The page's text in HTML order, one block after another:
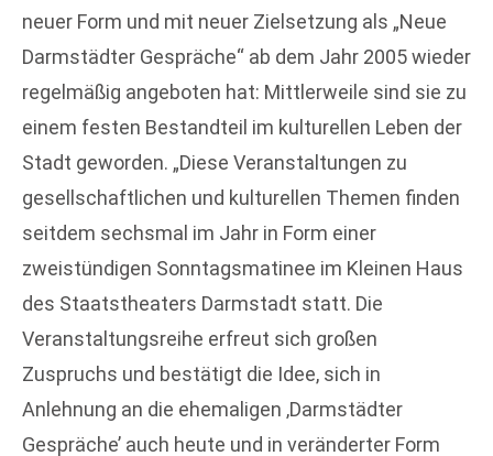
neuer Form und mit neuer Zielsetzung als „Neue
Darmstädter Gespräche“ ab dem Jahr 2005 wieder
regelmäßig angeboten hat: Mittlerweile sind sie zu
einem festen Bestandteil im kulturellen Leben der
Stadt geworden. „Diese Veranstaltungen zu
gesellschaftlichen und kulturellen Themen finden
seitdem sechsmal im Jahr in Form einer
zweistündigen Sonntagsmatinee im Kleinen Haus
des Staatstheaters Darmstadt statt. Die
Veranstaltungsreihe erfreut sich großen
Zuspruchs und bestätigt die Idee, sich in
Anlehnung an die ehemaligen ‚Darmstädter
Gespräche’ auch heute und in veränderter Form